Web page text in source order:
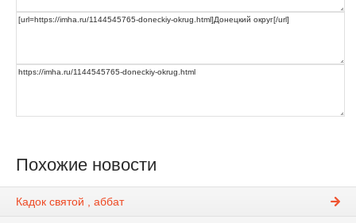
Похожие новости
Кадок святой , аббат